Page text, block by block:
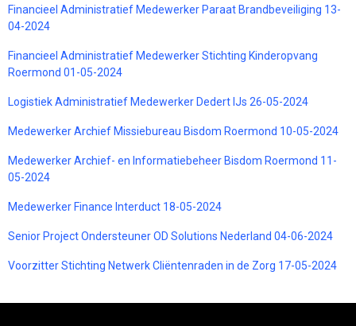
Financieel Administratief Medewerker Paraat Brandbeveiliging 13-
04-2024
Financieel Administratief Medewerker Stichting Kinderopvang
Roermond 01-05-2024
Logistiek Administratief Medewerker Dedert IJs 26-05-2024
Medewerker Archief Missiebureau Bisdom Roermond 10-05-2024
Medewerker Archief- en Informatiebeheer Bisdom Roermond 11-
05-2024
Medewerker Finance Interduct 18-05-2024
Senior Project Ondersteuner OD Solutions Nederland 04-06-2024
Voorzitter Stichting Netwerk Cliëntenraden in de Zorg 17-05-2024